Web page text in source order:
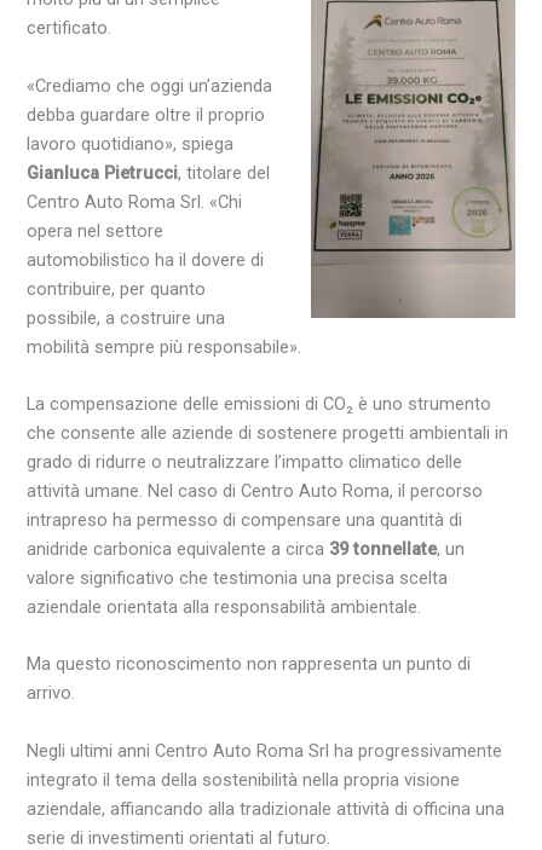
certificato.
«Crediamo che oggi un’azienda
debba guardare oltre il proprio
lavoro quotidiano», spiega
Gianluca Pietrucci, titolare del
Centro Auto Roma Srl. «Chi
opera nel settore
automobilistico ha il dovere di
contribuire, per quanto
possibile, a costruire una
mobilità sempre più responsabile».
La compensazione delle emissioni di CO₂ è uno strumento
che consente alle aziende di sostenere progetti ambientali in
grado di ridurre o neutralizzare l’impatto climatico delle
attività umane. Nel caso di Centro Auto Roma, il percorso
intrapreso ha permesso di compensare una quantità di
anidride carbonica equivalente a circa 39 tonnellate, un
valore significativo che testimonia una precisa scelta
aziendale orientata alla responsabilità ambientale.
Ma questo riconoscimento non rappresenta un punto di
arrivo.
Negli ultimi anni Centro Auto Roma Srl ha progressivamente
integrato il tema della sostenibilità nella propria visione
aziendale, affiancando alla tradizionale attività di officina una
serie di investimenti orientati al futuro.